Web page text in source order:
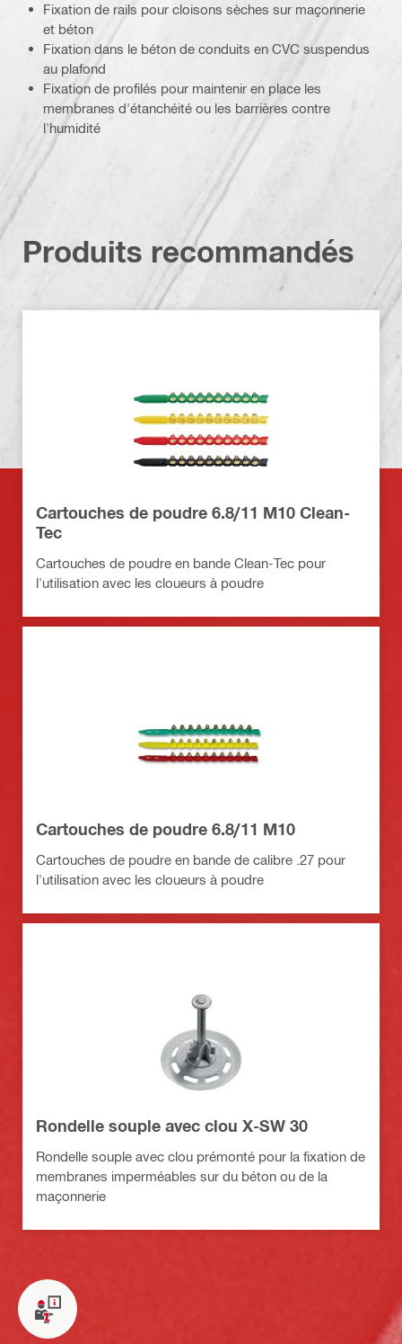
Fixation de rails pour cloisons sèches sur maçonnerie
et béton
Fixation dans le béton de conduits en CVC suspendus
au plafond
Fixation de profilés pour maintenir en place les
membranes d'étanchéité ou les barrières contre
l'humidité
Produits recommandés
Cartouches de poudre 6.8/11 M10 Clean-
Tec
Cartouches de poudre en bande Clean-Tec pour
l'utilisation avec les cloueurs à poudre
Cartouches de poudre 6.8/11 M10
Cartouches de poudre en bande de calibre .27 pour
l'utilisation avec les cloueurs à poudre
Rondelle souple avec clou X-SW 30
Rondelle souple avec clou prémonté pour la fixation de
membranes imperméables sur du béton ou de la
maçonnerie